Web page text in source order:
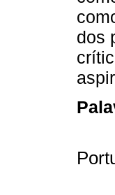
dos